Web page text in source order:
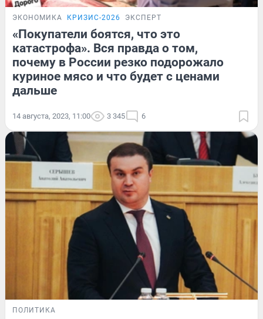
ЭКОНОМИКА КРИЗИС-2026 ЭКСПЕРТ
«Покупатели боятся, что это
катастрофа». Вся правда о том,
почему в России резко подорожало
куриное мясо и что будет с ценами
дальше
14 августа, 2023, 11:00 3 345 6
ПОЛИТИКА